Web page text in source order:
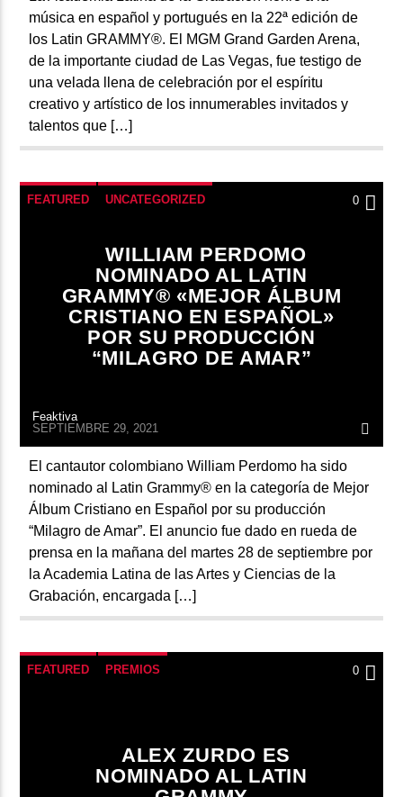
música en español y portugués en la 22ª edición de
los Latin GRAMMY®. El MGM Grand Garden Arena,
de la importante ciudad de Las Vegas, fue testigo de
una velada llena de celebración por el espíritu
creativo y artístico de los innumerables invitados y
talentos que […]
FEATURED UNCATEGORIZED 0
WILLIAM PERDOMO
NOMINADO AL LATIN
GRAMMY® «MEJOR ÁLBUM
CRISTIANO EN ESPAÑOL»
POR SU PRODUCCIÓN
“MILAGRO DE AMAR”
Feaktiva
SEPTIEMBRE 29, 2021
El cantautor colombiano William Perdomo ha sido
nominado al Latin Grammy® en la categoría de Mejor
Álbum Cristiano en Español por su producción
“Milagro de Amar”. El anuncio fue dado en rueda de
prensa en la mañana del martes 28 de septiembre por
la Academia Latina de las Artes y Ciencias de la
Grabación, encargada […]
FEATURED PREMIOS 0
ALEX ZURDO ES
NOMINADO AL LATIN